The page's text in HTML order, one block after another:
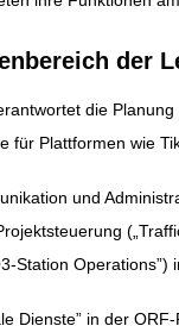
der
die
für Plattformen wie
und
Station
Dienste” in der